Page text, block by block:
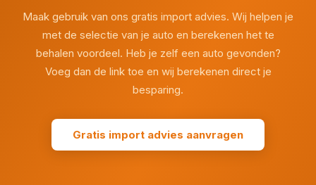
Maak gebruik van ons gratis import advies. Wij helpen je
met de selectie van je auto en berekenen het te
behalen voordeel. Heb je zelf een auto gevonden?
Voeg dan de link toe en wij berekenen direct je
besparing.
Gratis import advies aanvragen